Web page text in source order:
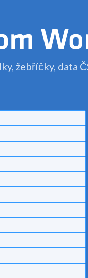
žebříčky, data